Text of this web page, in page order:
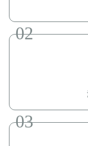
02
03